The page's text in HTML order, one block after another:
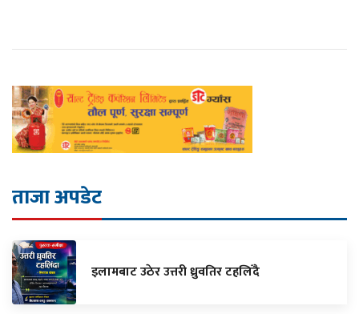
ताजा अपडेट
इलामबाट उठेर उत्तरी ध्रुवतिर टहलिँदै